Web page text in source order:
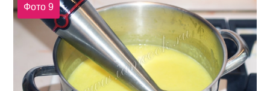
Фото 9